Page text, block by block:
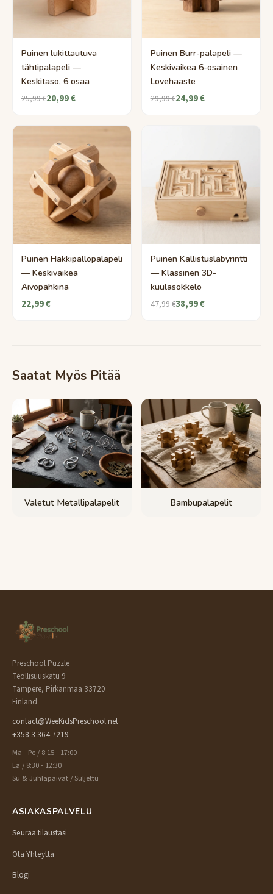
Puinen lukittautuva
tähtipalapeli —
Keskitaso, 6 osaa
25,99 €20,99 €
Puinen Burr-palapeli —
Keskivaikea 6-osainen
Lovehaaste
29,99 €24,99 €
Puinen Häkkipallopalapeli
— Keskivaikea
Aivopähkinä
22,99 €
Puinen Kallistuslabyrintti
— Klassinen 3D-
kuulasokkelo
47,99 €38,99 €
Saatat Myös Pitää
Valetut Metallipalapelit Bambupalapelit
Preschool Puzzle
Teollisuuskatu 9
Tampere, Pirkanmaa 33720
Finland
contact@WeeKidsPreschool.net
+358 3 364 7219
Ma - Pe / 8:15 - 17:00
La / 8:30 - 12:30
Su & Juhlapäivät / Suljettu
ASIAKASPALVELU
Seuraa tilaustasi
Ota Yhteyttä
Blogi